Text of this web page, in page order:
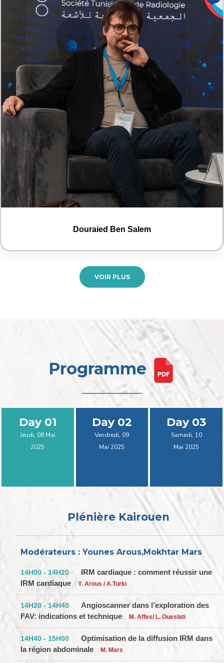
Douraied Ben Salem
VOIR PLUS
Programme
Day 01
Jeudi, 08 Mai
2025
Day 02
Vendredi, 09
Mai 2025
Day 03
Samedi, 10
Mai 2025
Plénière Kairouen
Modérateurs : Younes Arous,Mokhtar Mars
14H00 - 14H20
IRM cardiaque : comment réussir une
IRM cardiaque
Y. Arous / A.Turki
14H20 - 14H40
Angioscanner dans l’exploration des
FAV: indications et technique
M. Affes/ L. Oueslati
14H40 - 15H00
Optimisation de la diffusion IRM dans
la région abdominale
M. Mars